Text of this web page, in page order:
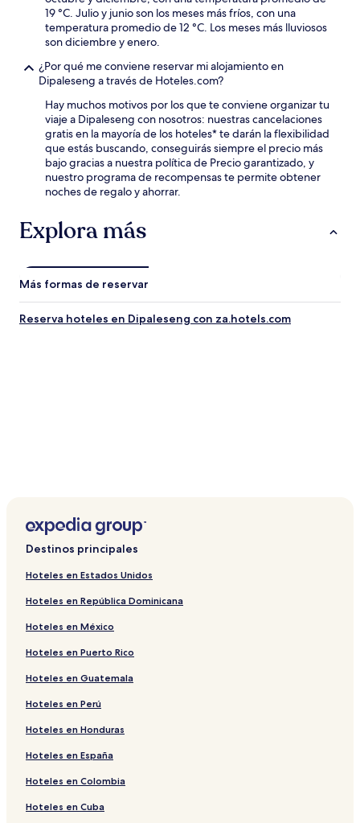
19 °C. Julio y junio son los meses más fríos, con una
temperatura promedio de 12 °C. Los meses más lluviosos
son diciembre y enero.
¿Por qué me conviene reservar mi alojamiento en
Dipaleseng a través de Hoteles.com?
Hay muchos motivos por los que te conviene organizar tu
viaje a Dipaleseng con nosotros: nuestras cancelaciones
gratis en la mayoría de los hoteles* te darán la flexibilidad
que estás buscando, conseguirás siempre el precio más
bajo gracias a nuestra política de Precio garantizado, y
nuestro programa de recompensas te permite obtener
noches de regalo y ahorrar.
Explora más
Más formas de reservar
Reserva hoteles en Dipaleseng con za.hotels.com
Destinos principales
Hoteles en Estados Unidos
Hoteles en República Dominicana
Hoteles en México
Hoteles en Puerto Rico
Hoteles en Guatemala
Hoteles en Perú
Hoteles en Honduras
Hoteles en España
Hoteles en Colombia
Hoteles en Cuba